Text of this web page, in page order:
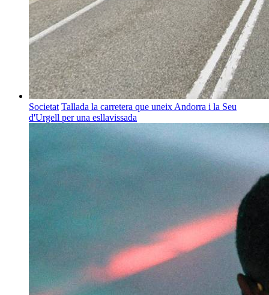
Societat Tallada la carretera que uneix Andorra i la Seu
d'Urgell per una esllavissada